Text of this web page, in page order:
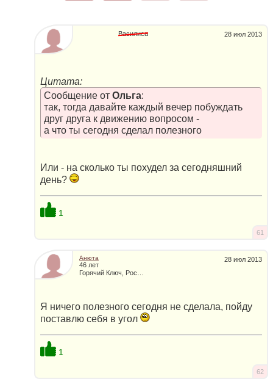
28 июл 2013
Василиса
Цитата:
Сообщение от Ольга:
так, тогда давайте каждый вечер побуждать
друг друга к движению вопросом -
а что ты сегодня сделал полезного
Или - на сколько ты похудел за сегодняшний
день?
1
61
28 июл 2013
Анюта
46 лет
Я ничего полезного сегодня не сделала, пойду
поставлю себя в угол
1
62